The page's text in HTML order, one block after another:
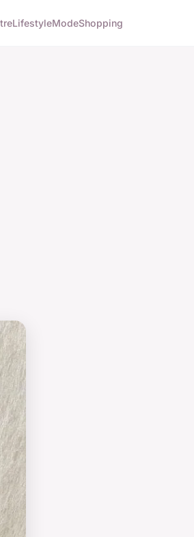
LifestyleModeShopping